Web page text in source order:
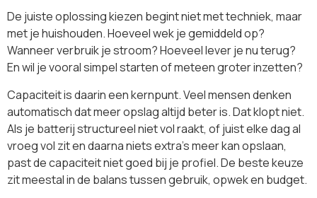
De juiste oplossing kiezen begint niet met techniek, maar
met je huishouden. Hoeveel wek je gemiddeld op?
Wanneer verbruik je stroom? Hoeveel lever je nu terug?
En wil je vooral simpel starten of meteen groter inzetten?
Capaciteit is daarin een kernpunt. Veel mensen denken
automatisch dat meer opslag altijd beter is. Dat klopt niet.
Als je batterij structureel niet vol raakt, of juist elke dag al
vroeg vol zit en daarna niets extra’s meer kan opslaan,
past de capaciteit niet goed bij je profiel. De beste keuze
zit meestal in de balans tussen gebruik, opwek en budget.